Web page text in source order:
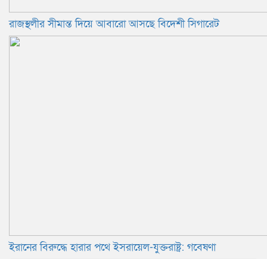
রাজস্থলীর সীমান্ত দিয়ে আবারো আসছে বিদেশী সিগারেট
ইরানের বিরুদ্ধে হারার পথে ইসরায়েল-যুক্তরাষ্ট্র: গবেষণা